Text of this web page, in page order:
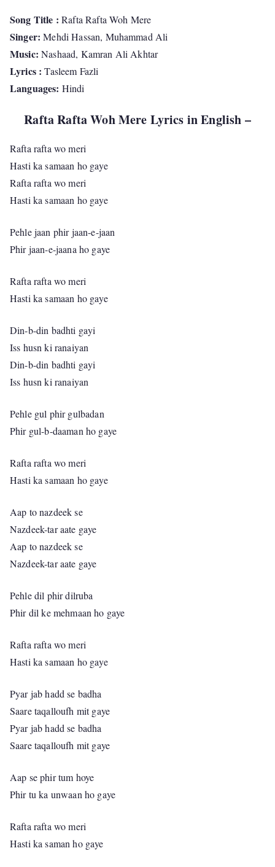
Song Title : Rafta Rafta Woh Mere
Singer: Mehdi Hassan, Muhammad Ali
Music: Nashaad, Kamran Ali Akhtar
Lyrics : Tasleem Fazli
Languages: Hindi
Rafta Rafta Woh Mere Lyrics in English –
Rafta rafta wo meri
Hasti ka samaan ho gaye
Rafta rafta wo meri
Hasti ka samaan ho gaye
Pehle jaan phir jaan-e-jaan
Phir jaan-e-jaana ho gaye
Rafta rafta wo meri
Hasti ka samaan ho gaye
Din-b-din badhti gayi
Iss husn ki ranaiyan
Din-b-din badhti gayi
Iss husn ki ranaiyan
Pehle gul phir gulbadan
Phir gul-b-daaman ho gaye
Rafta rafta wo meri
Hasti ka samaan ho gaye
Aap to nazdeek se
Nazdeek-tar aate gaye
Aap to nazdeek se
Nazdeek-tar aate gaye
Pehle dil phir dilruba
Phir dil ke mehmaan ho gaye
Rafta rafta wo meri
Hasti ka samaan ho gaye
Pyar jab hadd se badha
Saare taqalloufh mit gaye
Pyar jab hadd se badha
Saare taqalloufh mit gaye
Aap se phir tum hoye
Phir tu ka unwaan ho gaye
Rafta rafta wo meri
Hasti ka saman ho gaye